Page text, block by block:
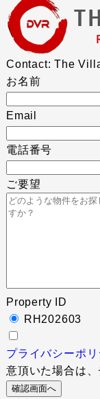
Contact: The
お名前
Email
電話番号
ご要望
Property ID
RH202603
プライバシーポリ
意頂いた場合は